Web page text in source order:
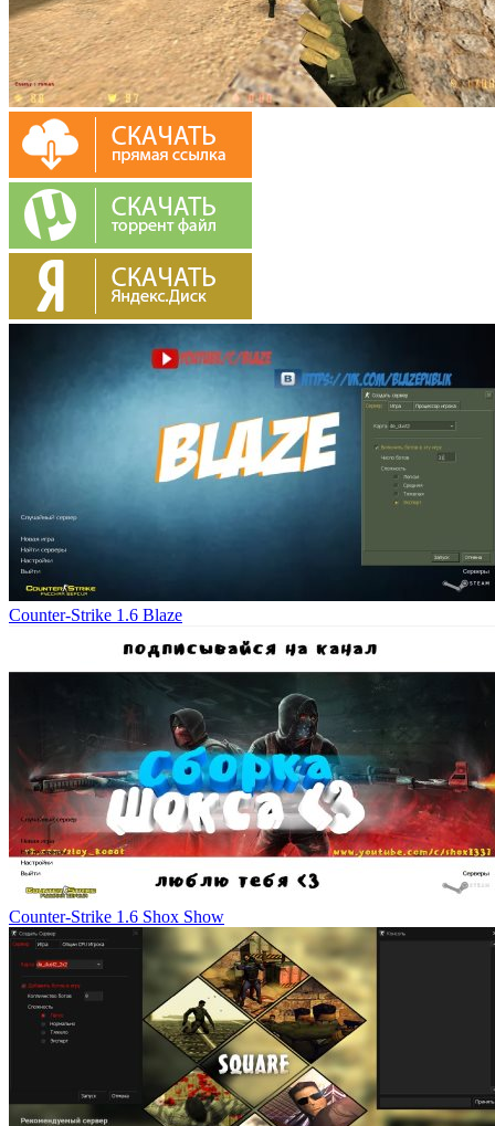
Counter-Strike 1.6 Blaze
Counter-Strike 1.6 Shox Show